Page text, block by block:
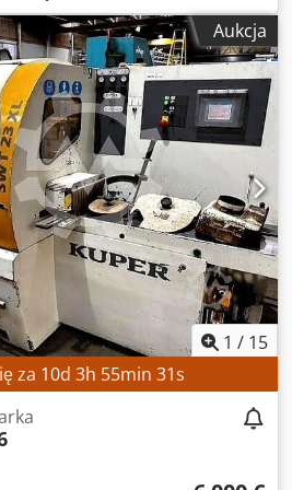
, wysokość robocza:120 mm, DANE
120 mm Szerokość
posuwu: 6 / 12 m/min Prędkość
obr./min Średnica wrzeciona:
wrzeciono pionowe: 100–180
2 000 mm Moc silnika 1.
Moc silnika 2. Wrzeciono lewe: 11
prawe: 11 kW Moc silnika 4.
DANE MASZYNY Wymiary i waga
(dł. x szer. x wys.): 3 250 x
800 kg WYPOSAŻENIE
Aukcja
1 / 15
za 10d 3h 55min 28s